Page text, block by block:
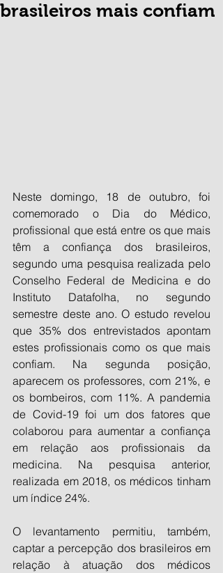
brasileiros mais confiam
Neste domingo, 18 de outubro, foi
comemorado o Dia do Médico,
profissional que está entre os que mais
têm a confiança dos brasileiros,
segundo uma pesquisa realizada pelo
Conselho Federal de Medicina e do
Instituto Datafolha, no segundo
semestre deste ano. O estudo revelou
que 35% dos entrevistados apontam
estes profissionais como os que mais
confiam. Na segunda posição,
aparecem os professores, com 21%, e
os bombeiros, com 11%. A pandemia
de Covid-19 foi um dos fatores que
colaborou para aumentar a confiança
em relação aos profissionais da
medicina. Na pesquisa anterior,
realizada em 2018, os médicos tinham
um índice 24%.
O levantamento permitiu, também,
captar a percepção dos brasileiros em
relação à atuação dos médicos